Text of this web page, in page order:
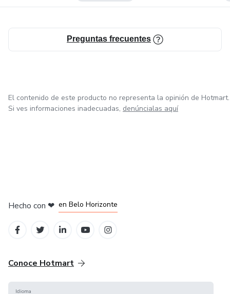
Preguntas frecuentes
El contenido de este producto no representa la opinión de Hotmart.
Si ves informaciones inadecuadas, denúncialas aquí
Hecho con ❤ en Belo Horizonte
Conoce Hotmart
Idioma